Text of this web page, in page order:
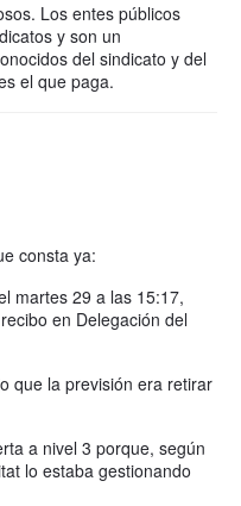
Los entes públicos
y son un
del sindicato y del
el que paga.
consta ya:
martes 29 a las 15:17,
en Delegación del
que la previsión era retirar
a nivel 3 porque, según
lo estaba gestionando